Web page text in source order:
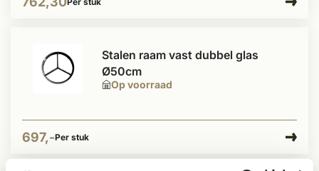
Op voorraad
Stalen raam vast dubbel glas
Ø50cm
697,-Per stuk